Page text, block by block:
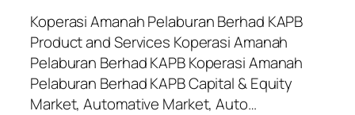
Koperasi Amanah Pelaburan Berhad KAPB
Product and Services Koperasi Amanah
Pelaburan Berhad KAPB Koperasi Amanah
Pelaburan Berhad KAPB Capital & Equity
Market, Automative Market, Auto…